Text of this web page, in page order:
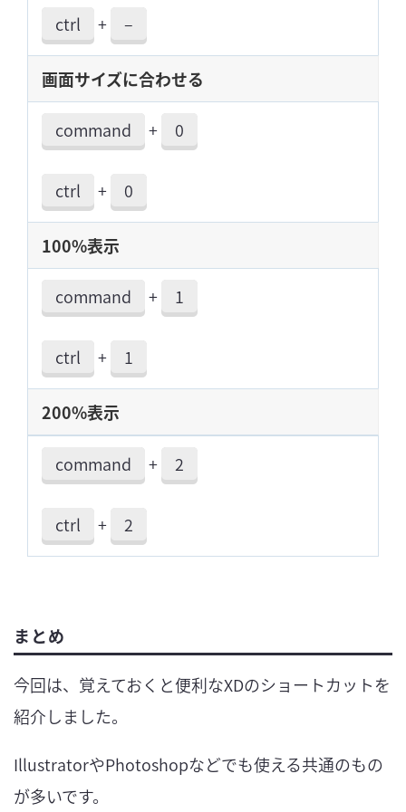
ctrl + –
画面サイズに合わせる
command + 0
ctrl + 0
100%表示
command + 1
ctrl + 1
200%表示
command + 2
ctrl + 2
まとめ
今回は、覚えておくと便利なXDのショートカットを
紹介しました。
IllustratorやPhotoshopなどでも使える共通のもの
が多いです。